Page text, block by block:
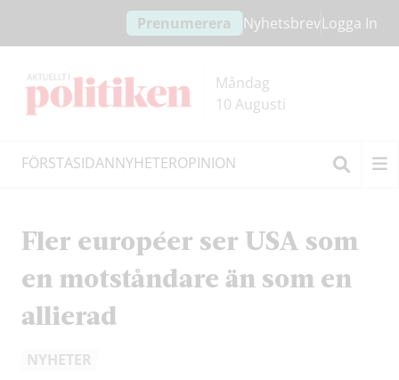
innehållet
headern
Prenumerera NyhetsbrevLogga In
Måndag
10 Augusti
FÖRSTASIDANNYHETEROPINION
Fler européer ser USA som
en motståndare än som en
allierad
NYHETER